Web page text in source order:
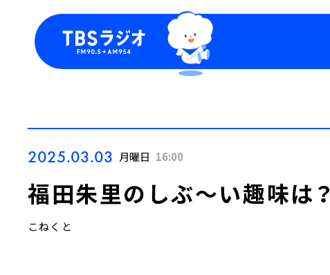
Podcast
2025.03.03 月曜日 16:00
福田朱里のしぶ～い趣味は？
こねくと